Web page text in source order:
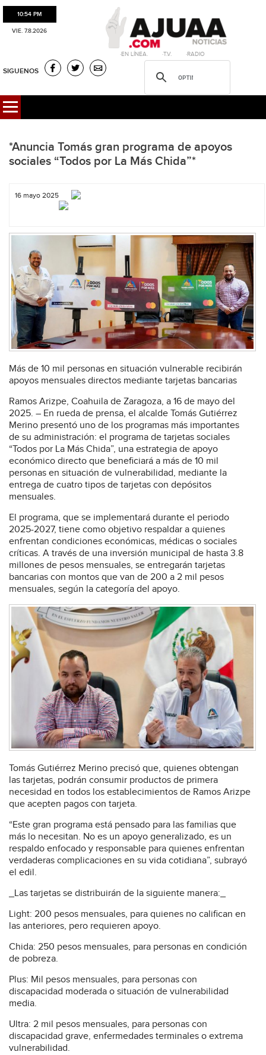
10:54 PM
VIE. 7.8.2026
·EN LÍNEA. ·T.V. ·RADIO
SIGUENOS
*Anuncia Tomás gran programa de apoyos
sociales “Todos por La Más Chida”*
16 mayo 2025
Más de 10 mil personas en situación vulnerable recibirán
apoyos mensuales directos mediante tarjetas bancarias
Ramos Arizpe, Coahuila de Zaragoza, a 16 de mayo del
2025. – En rueda de prensa, el alcalde Tomás Gutiérrez
Merino presentó uno de los programas más importantes
de su administración: el programa de tarjetas sociales
“Todos por La Más Chida”, una estrategia de apoyo
económico directo que beneficiará a más de 10 mil
personas en situación de vulnerabilidad, mediante la
entrega de cuatro tipos de tarjetas con depósitos
mensuales.
El programa, que se implementará durante el periodo
2025-2027, tiene como objetivo respaldar a quienes
enfrentan condiciones económicas, médicas o sociales
críticas. A través de una inversión municipal de hasta 3.8
millones de pesos mensuales, se entregarán tarjetas
bancarias con montos que van de 200 a 2 mil pesos
mensuales, según la categoría del apoyo.
Tomás Gutiérrez Merino precisó que, quienes obtengan
las tarjetas, podrán consumir productos de primera
necesidad en todos los establecimientos de Ramos Arizpe
que acepten pagos con tarjeta.
“Este gran programa está pensado para las familias que
más lo necesitan. No es un apoyo generalizado, es un
respaldo enfocado y responsable para quienes enfrentan
verdaderas complicaciones en su vida cotidiana”, subrayó
el edil.
_Las tarjetas se distribuirán de la siguiente manera:_
Light: 200 pesos mensuales, para quienes no califican en
las anteriores, pero requieren apoyo.
Chida: 250 pesos mensuales, para personas en condición
de pobreza.
Plus: Mil pesos mensuales, para personas con
discapacidad moderada o situación de vulnerabilidad
media.
Ultra: 2 mil pesos mensuales, para personas con
discapacidad grave, enfermedades terminales o extrema
vulnerabilidad.